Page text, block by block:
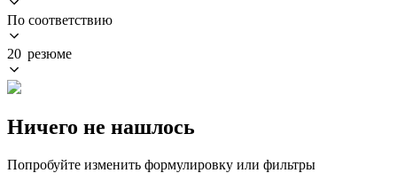
По соответствию
20 резюме
Ничего не нашлось
Попробуйте изменить формулировку или фильтры